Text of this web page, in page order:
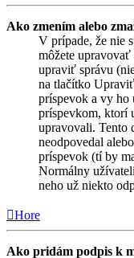
Ako zmením alebo
V prípade, že nie
môžete
upraviť správu
na tlačítko
príspevok a vy ho
príspevkom, ktorí
upravovali. Tento
neodpovedal
príspevok (tí by
Normálny
neho už niekto
Hore
Ako pridám podpis k